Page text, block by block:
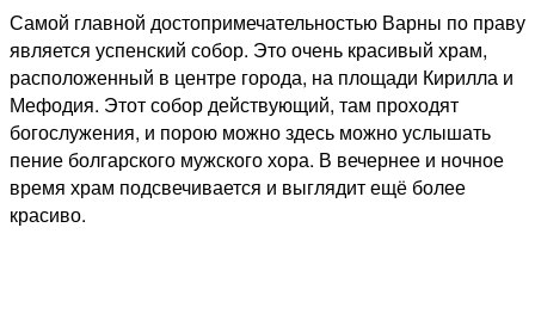
Самой главной достопримечательностью Варны по праву
является успенский собор. Это очень красивый храм,
расположенный в центре города, на площади Кирилла и
Мефодия. Этот собор действующий, там проходят
богослужения, и порою можно здесь можно услышать
пение болгарского мужского хора. В вечернее и ночное
время храм подсвечивается и выглядит ещё более
красиво.